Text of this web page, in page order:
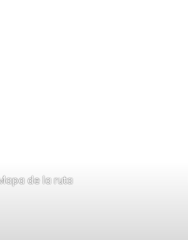
de la ruta